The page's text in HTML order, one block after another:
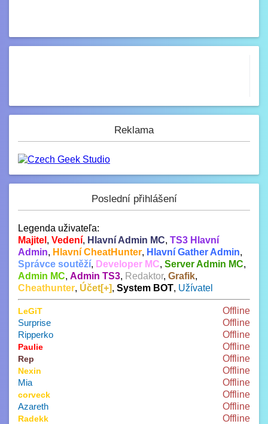
Reklama
Poslední přihlášení
Legenda uživateľa:
Majitel , Vedení, Hlavní Admin MC, TS3 Hlavní
Admin, Hlavní CheatHunter, Hlavní Gather Admin,
Správce soutěží, Developer MC, Server Admin MC,
Admin MC, Admin TS3, Redaktor, Grafik,
Cheathunter, Účet[+], System BOT, Užívatel
LeGiT
Offline
Surprise
Offline
Ripperko
Offline
Paulie Offline
Rep Offline
Nexin
Offline
Mia
Offline
corveck
Offline
Azareth
Offline
Radekk Offline